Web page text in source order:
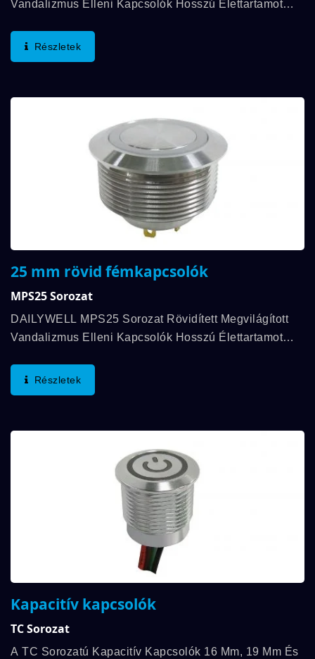
Vandalizmus Elleni Kapcsolók Hosszú Élettartamot
Ciklusig És Elektromos Élettartam Akár 200 000
Ciklusig....
Részletek
25 mm rövid fémkapcsolók
MPS25 Sorozat
DAILYWELL MPS25 Sorozat Rövidített Megvilágított
Vandalizmus Elleni Kapcsolók Hosszú Élettartamot
Ciklusig És Elektromos Élettartam Akár 200 000
Ciklusig....
Részletek
Kapacitív kapcsolók
TC Sorozat
A TC Sorozatú Kapacitív Kapcsolók 16 Mm, 19 Mm És